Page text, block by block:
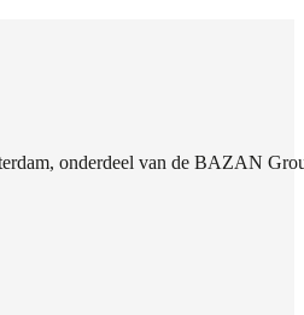
onderdeel van de BAZAN